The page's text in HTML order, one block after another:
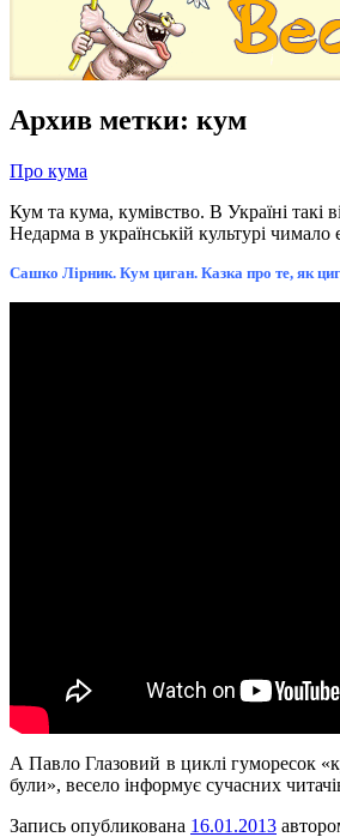
Архив метки: кум
Про кума
Кум та кума, кумівство. В Україні
Недарма в українській культурі
Сашко Лірник. Кум циган. Казка про те, як
А Павло Глазовий в циклі гуморесок
були», весело інформує сучасних
Запись опубликована 16.01.2013